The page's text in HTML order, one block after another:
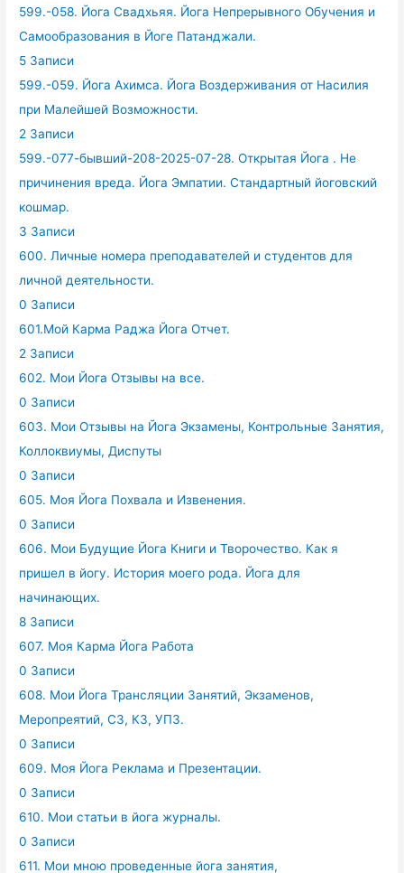
599.-058. Йога Свадхьяя. Йога Непрерывного Обучения и
Самообразования в Йоге Патанджали.
5 Записи
599.-059. Йога Ахимса. Йога Воздерживания от Насилия
при Малейшей Возможности.
2 Записи
599.-077-бывший-208-2025-07-28. Открытая Йога . Не
причинения вреда. Йога Эмпатии. Стандартный йоговский
кошмар.
3 Записи
600. Личные номера преподавателей и студентов для
личной деятельности.
0 Записи
601.Мой Карма Раджа Йога Отчет.
2 Записи
602. Мои Йога Отзывы на все.
0 Записи
603. Мои Отзывы на Йога Экзамены, Контрольные Занятия,
Коллоквиумы, Диспуты
0 Записи
605. Моя Йога Похвала и Извенения.
0 Записи
606. Мои Будущие Йога Книги и Творочество. Как я
пришел в йогу. История моего рода. Йога для
начинающих.
8 Записи
607. Моя Карма Йога Работа
0 Записи
608. Мои Йога Трансляции Занятий, Экзаменов,
Меропреятий, СЗ, КЗ, УПЗ.
0 Записи
609. Моя Йога Реклама и Презентации.
0 Записи
610. Мои статьи в йога журналы.
0 Записи
611. Мои мною проведенные йога занятия,